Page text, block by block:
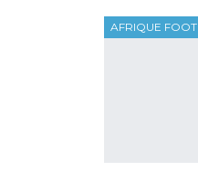
AFRIQUE FOOT